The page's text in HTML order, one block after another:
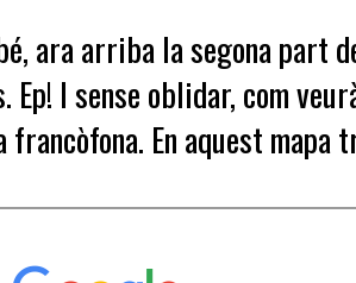
ara arriba la segona part
Ep! I sense oblidar, com
francòfona. En aquest